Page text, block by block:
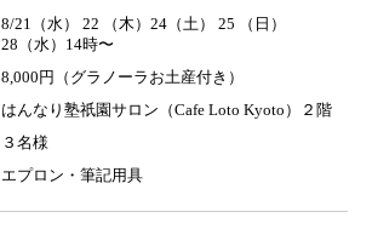
8/21（水） 22 （木）24（土） 25 （日）
28（水）14時〜
8,000円（グラノーラお土産付き）
はんなり塾祇園サロン（Cafe Loto Kyoto）２階
３名様
エプロン・筆記用具